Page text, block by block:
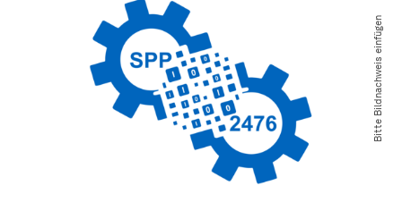
Bitte Bildnachweis einfügen